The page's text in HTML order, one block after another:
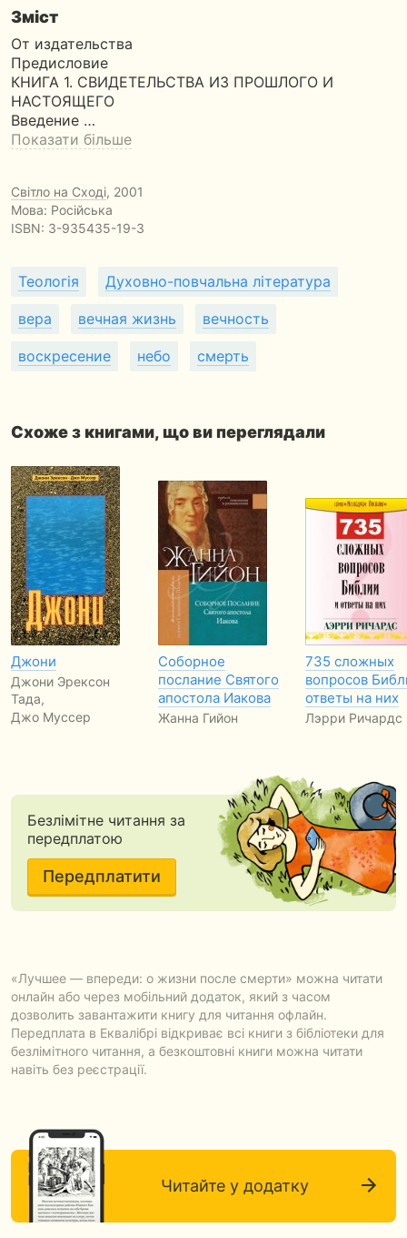
Зміст
От издательства
Предисловие
КНИГА 1. СВИДЕТЕЛЬСТВА ИЗ ПРОШЛОГО И
НАСТОЯЩЕГО
Введение …
Показати більше
Світло на Сході, 2001
Мова: Російська
ISBN: 3-935435-19-3
Теологія Духовно-повчальна література
вера вечная жизнь вечность
воскресение небо смерть
Схоже з книгами, що ви переглядали
Джони
Джони Эрексон
Тада,
Джо Муссер
Соборное
послание Святого
апостола Иакова
Жанна Гийон
735 сложных
вопросов
ответы на них
Лэрри Ричардс
Безлімітне читання за
передплатою
Передплатити
«Лучшее — впереди: о жизни после смерти» можна читати
онлайн або через мобільний додаток, який з часом
дозволить завантажити книгу для читання офлайн.
Передплата в Еквалібрі відкриває всі книги з бібліотеки для
безлімітного читання, а безкоштовні книги можна читати
навіть без реєстрації.
Читайте у додатку